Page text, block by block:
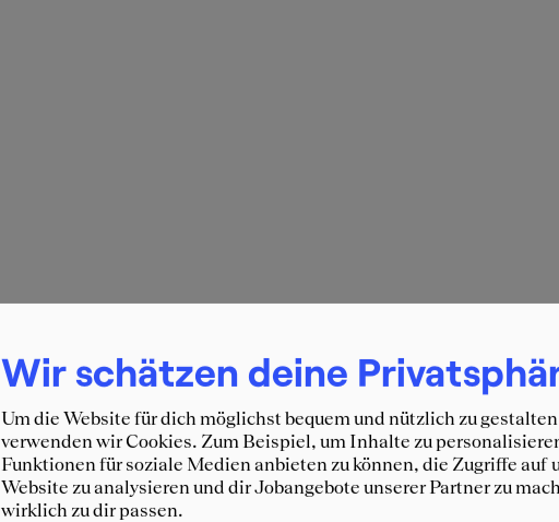
Wir schätzen deine
Um die Website für dich möglichst bequem und nützlich zu
verwenden wir Cookies. Zum Beispiel, um Inhalte zu
Funktionen für soziale Medien anbieten zu können, die Zugriffe auf
Website zu analysieren und dir Jobangebote unserer Partner zu
wirklich zu dir passen.